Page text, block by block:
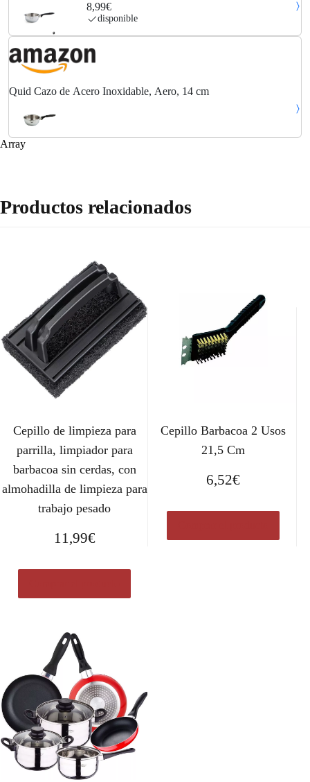
8,99€
disponible
Quid Cazo de Acero Inoxidable, Aero, 14 cm
Array
Productos relacionados
Cepillo de limpieza para
parrilla, limpiador para
barbacoa sin cerdas, con
almohadilla de limpieza para
trabajo pesado
11,99€
Cepillo Barbacoa 2 Usos
21,5 Cm
6,52€